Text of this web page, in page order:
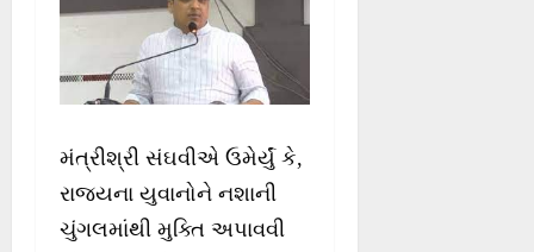
મંત્રીશ્રી સંઘવીએ ઉમેર્યું કે,
રાજ્યના યુવાનોને નશાની
ચુંગલમાંથી મુક્તિ અપાવવી